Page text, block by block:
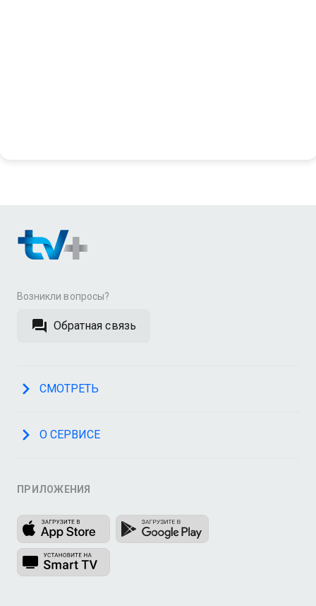
Возникли вопросы?
Обратная связь
СМОТРЕТЬ
О СЕРВИСЕ
ПРИЛОЖЕНИЯ